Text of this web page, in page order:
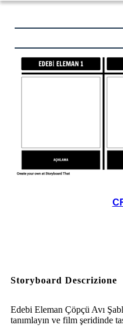
Storyboard Descrizione
Edebi Eleman Çöpçü Avı
tanımlayın ve film şeridinde